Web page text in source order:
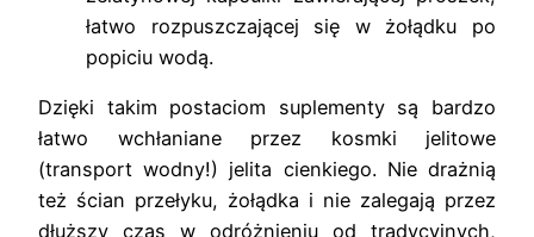
łatwo rozpuszczającej się w żołądku po
popiciu wodą.
Dzięki takim postaciom suplementy są bardzo
łatwo wchłaniane przez kosmki jelitowe
(transport wodny!) jelita cienkiego. Nie drażnią
też ścian przełyku, żołądka i nie zalegają przez
dłuższy czas w odróżnieniu od tradycyjnych,